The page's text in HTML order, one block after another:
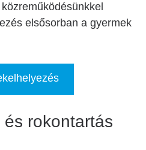
elsősorban a gyermek
rokontartás